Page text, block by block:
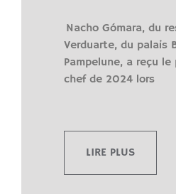
Nacho Gómara, du
Verduarte, du palais
Pampelune, a reçu
chef de 2024 lors
LIRE PLUS